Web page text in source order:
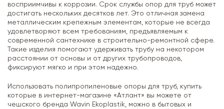
восприимчивы к коррозии. Срок службы опор для труб может
достигать нескольких десятков лет. Это отличная замена
металлическим крепежным элементам, которые не всегда
удовлетворяют всем требованиям, предъявляемым к
современной сантехнике в строительно-ремонтной сфере.
Такие изделия помогают удерживать трубу на некотором
расстоянии от основы и от других трубопроводов,
фиксируют мягко и при этом надежно.
Использовать полипропиленовые опоры для труб, купить
которые в интернет-магазине «Атлант» вы можете от
чешского бренда Wavin Ekoplastik, можно в бытовых и